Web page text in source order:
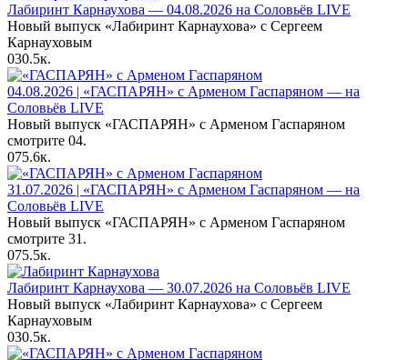
Лабиринт Карнаухова — 04.08.2026 на Соловьёв LIVE
Новый выпуск «Лабиринт Карнаухова» с Сергеем
Карнауховым
030.5к.
04.08.2026 | «ГАСПАРЯН» с Арменом Гаспаряном — на
Соловьёв LIVE
Новый выпуск «ГАСПАРЯН» с Арменом Гаспаряном
смотрите 04.
075.6к.
31.07.2026 | «ГАСПАРЯН» с Арменом Гаспаряном — на
Соловьёв LIVE
Новый выпуск «ГАСПАРЯН» с Арменом Гаспаряном
смотрите 31.
075.5к.
Лабиринт Карнаухова — 30.07.2026 на Соловьёв LIVE
Новый выпуск «Лабиринт Карнаухова» с Сергеем
Карнауховым
030.5к.